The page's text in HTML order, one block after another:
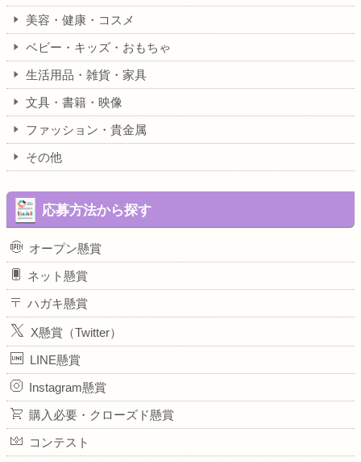
美容・健康・コスメ
ベビー・キッズ・おもちゃ
生活用品・雑貨・家具
文具・書籍・映像
ファッション・貴金属
その他
応募方法から探す
オープン懸賞
ネット懸賞
ハガキ懸賞
X懸賞（Twitter）
LINE懸賞
Instagram懸賞
購入必要・クローズド懸賞
コンテスト